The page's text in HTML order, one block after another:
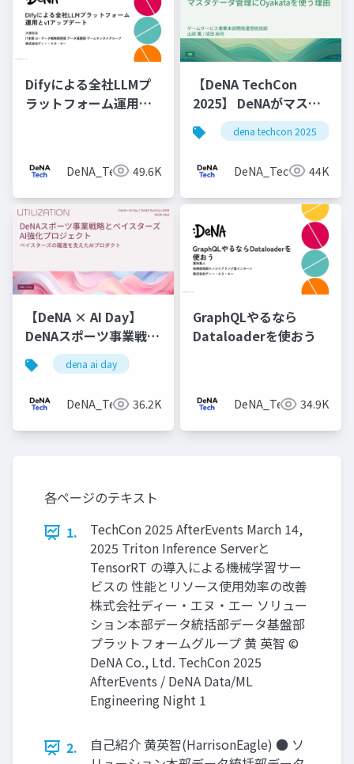
Difyによる全社LLMプ
ラットフォーム運用と
DeNA_Tech 49.6K
【DeNA TechCon
2025】 DeNAがマスタ
データ管理にOyakata
を使う理由
dena techcon 2025
DeNA_Tech 44K
【DeNA × AI Day】
DeNAスポーツ事業戦略
とベイスターズAI強化
プロジェクト
dena ai day
DeNA_Tech 36.2K
GraphQLやるなら
Dataloaderを使おう
DeNA_Tech 34.9K
各ページのテキスト
1.
TechCon 2025 AfterEvents March 14,
2025 Triton Inference Serverと
TensorRT の導入による機械学習サー
ビスの 性能とリソース使用効率の改善
株式会社ディー・エヌ・エー ソリュー
ション本部データ統括部データ基盤部
プラットフォームグループ 黄 英智 ©
DeNA Co., Ltd. TechCon 2025
AfterEvents / DeNA Data/ML
Engineering Night 1
2.
自己紹介 黄英智(HarrisonEagle) ● ソ